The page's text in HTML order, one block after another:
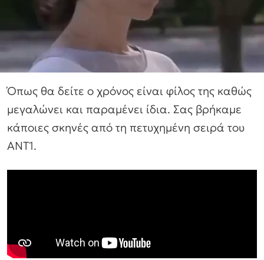
Όπως θα δείτε ο χρόνος είναι φίλος της καθώς
μεγαλώνει και παραμένει ίδια. Σας βρήκαμε
κάποιες σκηνές από τη πετυχημένη σειρά του
ΑΝΤ1.